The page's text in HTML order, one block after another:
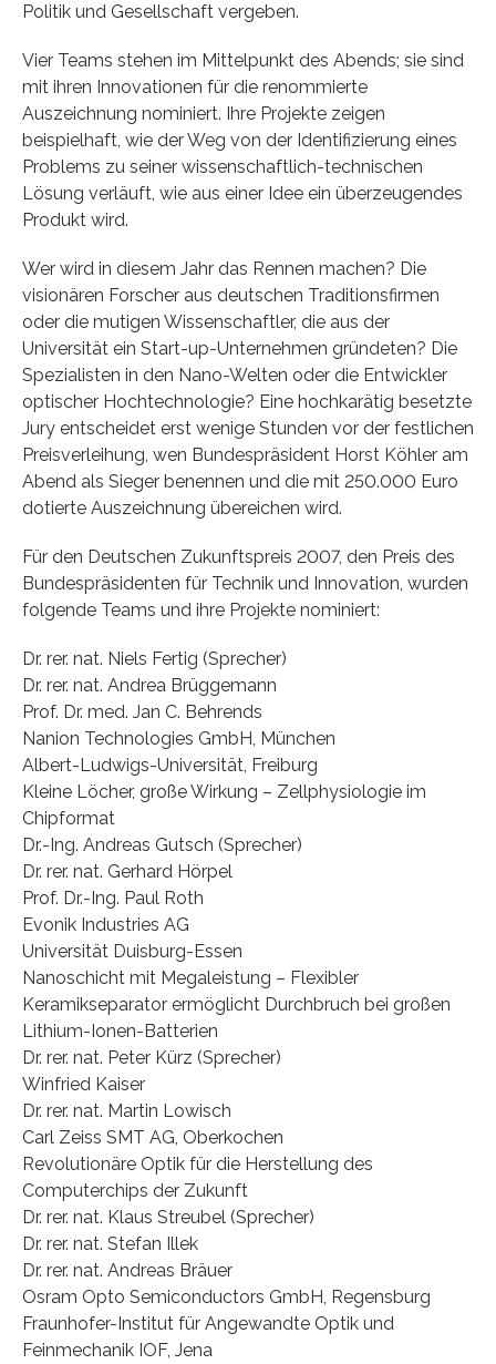
Politik und Gesellschaft vergeben.
Vier Teams stehen im Mittelpunkt des Abends; sie sind
mit ihren Innovationen für die renommierte
Auszeichnung nominiert. Ihre Projekte zeigen
beispielhaft, wie der Weg von der Identifizierung eines
Problems zu seiner wissenschaftlich-technischen
Lösung verläuft, wie aus einer Idee ein überzeugendes
Produkt wird.
Wer wird in diesem Jahr das Rennen machen? Die
visionären Forscher aus deutschen Traditionsfirmen
oder die mutigen Wissenschaftler, die aus der
Universität ein Start-up-Unternehmen gründeten? Die
Spezialisten in den Nano-Welten oder die Entwickler
optischer Hochtechnologie? Eine hochkarätig besetzte
Jury entscheidet erst wenige Stunden vor der festlichen
Preisverleihung, wen Bundespräsident Horst Köhler am
Abend als Sieger benennen und die mit 250.000 Euro
dotierte Auszeichnung übereichen wird.
Für den Deutschen Zukunftspreis 2007, den Preis des
Bundespräsidenten für Technik und Innovation, wurden
folgende Teams und ihre Projekte nominiert:
Dr. rer. nat. Niels Fertig (Sprecher)
Dr. rer. nat. Andrea Brüggemann
Prof. Dr. med. Jan C. Behrends
Nanion Technologies GmbH, München
Albert-Ludwigs-Universität, Freiburg
Kleine Löcher, große Wirkung – Zellphysiologie im
Chipformat
Dr.-Ing. Andreas Gutsch (Sprecher)
Dr. rer. nat. Gerhard Hörpel
Prof. Dr.-Ing. Paul Roth
Evonik Industries AG
Universität Duisburg-Essen
Nanoschicht mit Megaleistung – Flexibler
Keramikseparator ermöglicht Durchbruch bei großen
Lithium-Ionen-Batterien
Dr. rer. nat. Peter Kürz (Sprecher)
Winfried Kaiser
Dr. rer. nat. Martin Lowisch
Carl Zeiss SMT AG, Oberkochen
Revolutionäre Optik für die Herstellung des
Computerchips der Zukunft
Dr. rer. nat. Klaus Streubel (Sprecher)
Dr. rer. nat. Stefan Illek
Dr. rer. nat. Andreas Bräuer
Osram Opto Semiconductors GmbH, Regensburg
Fraunhofer-Institut für Angewandte Optik und
Feinmechanik IOF, Jena